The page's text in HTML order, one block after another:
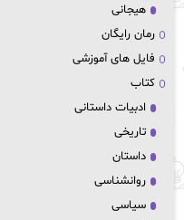
هیجانی
رمان رایگان
فایل های آموزشی
کتاب
ادبیات داستانی
تاریخی
داستان
روانشناسی
سیاسی